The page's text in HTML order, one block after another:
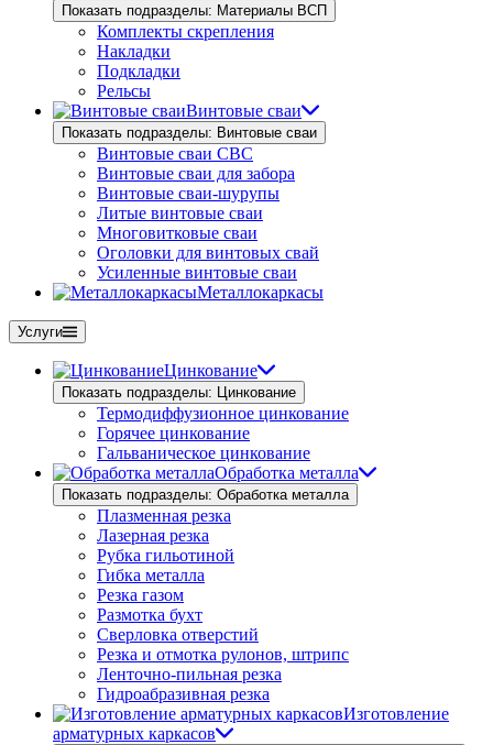
Показать подразделы: Материалы ВСП
Комплекты скрепления
Накладки
Подкладки
Рельсы
Винтовые сваи
Показать подразделы: Винтовые сваи
Винтовые сваи СВС
Винтовые сваи для забора
Винтовые сваи-шурупы
Литые винтовые сваи
Многовитковые сваи
Оголовки для винтовых свай
Усиленные винтовые сваи
Металлокаркасы
Услуги
Цинкование
Показать подразделы: Цинкование
Термодиффузионное цинкование
Горячее цинкование
Гальваническое цинкование
Обработка металла
Показать подразделы: Обработка металла
Плазменная резка
Лазерная резка
Рубка гильотиной
Гибка металла
Резка газом
Размотка бухт
Сверловка отверстий
Резка и отмотка рулонов, штрипс
Ленточно-пильная резка
Гидроабразивная резка
Изготовление
арматурных каркасов